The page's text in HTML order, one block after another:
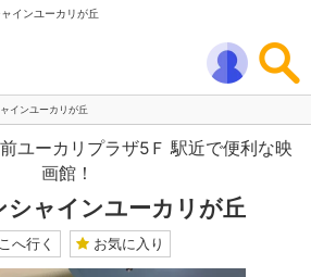
インユーカリが丘
インユーカリが丘
ユーカリプラザ5Ｆ 駅近で便利な映
画館！
シャインユーカリが丘
へ行く お気に入り